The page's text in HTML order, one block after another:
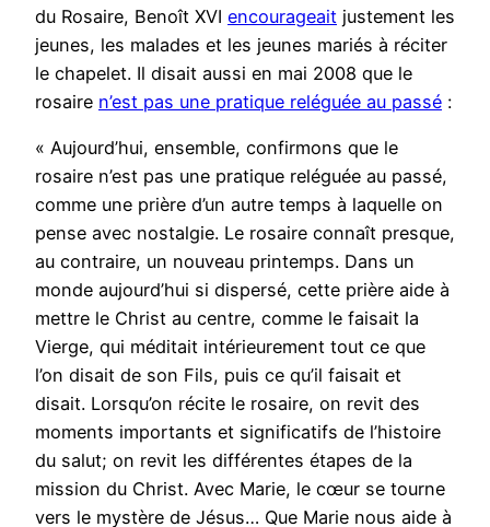
du Rosaire, Benoît XVI encourageait justement les
jeunes, les malades et les jeunes mariés à réciter
le chapelet. Il disait aussi en mai 2008 que le
rosaire n’est pas une pratique reléguée au passé :
« Aujourd’hui, ensemble, confirmons que le
rosaire n’est pas une pratique reléguée au passé,
comme une prière d’un autre temps à laquelle on
pense avec nostalgie. Le rosaire connaît presque,
au contraire, un nouveau printemps. Dans un
monde aujourd’hui si dispersé, cette prière aide à
mettre le Christ au centre, comme le faisait la
Vierge, qui méditait intérieurement tout ce que
l’on disait de son Fils, puis ce qu’il faisait et
disait. Lorsqu’on récite le rosaire, on revit des
moments importants et significatifs de l’histoire
du salut; on revit les différentes étapes de la
mission du Christ. Avec Marie, le cœur se tourne
vers le mystère de Jésus… Que Marie nous aide à